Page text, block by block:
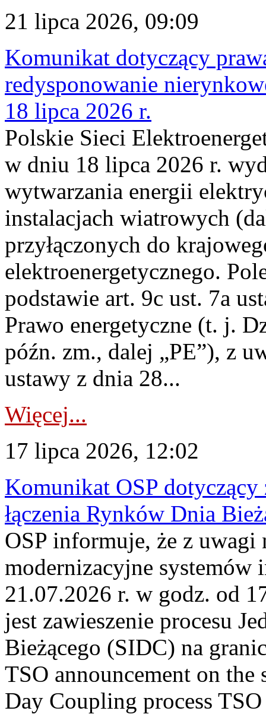
21 lipca 2026, 09:09
Komunikat dotyczący
redysponowanie
18 lipca 2026 r.
Polskie Sieci
w dniu 18 lipca 2026 r.
wytwarzania energii
instalacjach wiatrowych
przyłączonych do
elektroenergetycznego.
podstawie art. 9c ust. 7a
Prawo energetyczne (t. j.
późn. zm., dalej „PE”), z
ustawy z dnia 28...
Więcej...
17 lipca 2026, 12:02
Komunikat OSP dotyczący
łączenia Rynków Dnia
OSP informuje, że z uwagi
modernizacyjne
21.07.2026 r. w godz. od
jest zawieszenie procesu
Bieżącego (SIDC) na
TSO announcement on
Day Coupling process